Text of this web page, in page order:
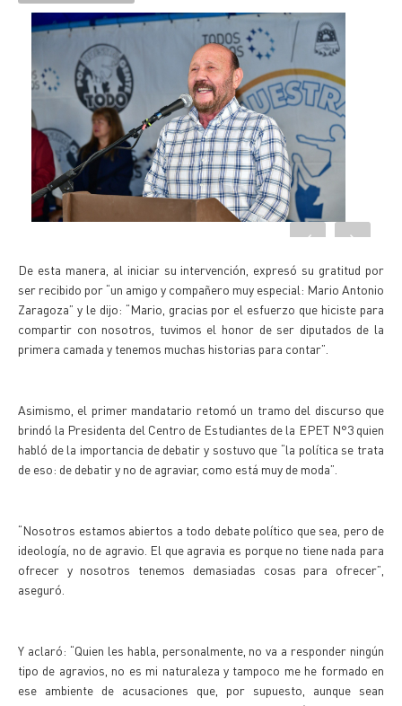
De esta manera, al iniciar su intervención, expresó su gratitud por
ser recibido por “un amigo y compañero muy especial: Mario Antonio
Zaragoza” y le dijo: “Mario, gracias por el esfuerzo que hiciste para
compartir con nosotros, tuvimos el honor de ser diputados de la
primera camada y tenemos muchas historias para contar”.
Asimismo, el primer mandatario retomó un tramo del discurso que
brindó la Presidenta del Centro de Estudiantes de la EPET N°3 quien
habló de la importancia de debatir y sostuvo que “la política se trata
de eso: de debatir y no de agraviar, como está muy de moda”.
“Nosotros estamos abiertos a todo debate político que sea, pero de
ideología, no de agravio. El que agravia es porque no tiene nada para
ofrecer y nosotros tenemos demasiadas cosas para ofrecer”,
aseguró.
Y aclaró: “Quien les habla, personalmente, no va a responder ningún
tipo de agravios, no es mi naturaleza y tampoco me he formado en
ese ambiente de acusaciones que, por supuesto, aunque sean